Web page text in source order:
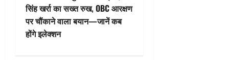
n
a
सिंह खर्रा का सख्त रुख, OBC आरक्षण
पर चौंकाने वाला बयान—जानें कब
होंगे इलेक्शन